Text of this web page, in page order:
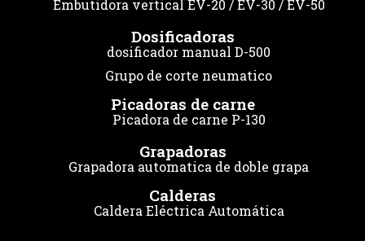
Embutidora vertical EV-20 / EV-30 / EV-50
Dosificadoras
dosificador manual D-500
Grupo de corte neumatico
Picadoras de carne
Picadora de carne P-130
Grapadoras
Grapadora automatica de doble grapa
Calderas
Caldera Eléctrica Automática